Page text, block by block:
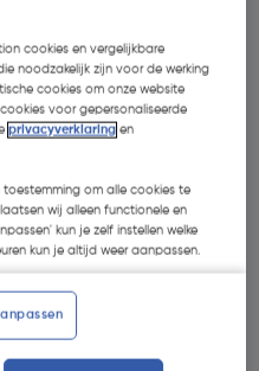
cookies en vergelijkbare
noodzakelijk zijn voor de werking
cookies om onze website
voor gepersonaliseerde
privacyverklaring en
om alle cookies te
wij alleen functionele en
kun je zelf instellen welke
kun je altijd weer aanpassen.